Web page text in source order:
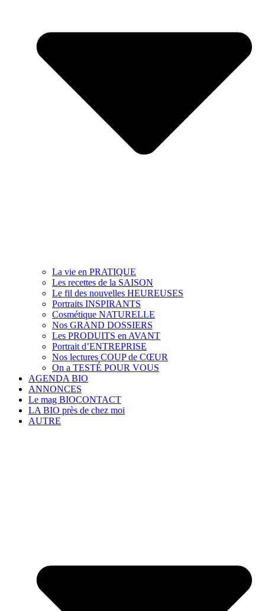
La vie en PRATIQUE
Les recettes de la SAISON
Le fil des nouvelles HEUREUSES
Portraits INSPIRANTS
Cosmétique NATURELLE
Nos GRAND DOSSIERS
Les PRODUITS en AVANT
Portrait d’ENTREPRISE
Nos lectures COUP de CŒUR
On a TESTÉ POUR VOUS
AGENDA BIO
ANNONCES
Le mag BIOCONTACT
LA BIO près de chez moi
AUTRE